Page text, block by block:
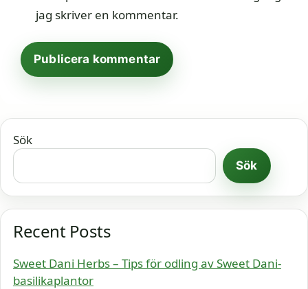
jag skriver en kommentar.
Sök
Sök
Recent Posts
Sweet Dani Herbs – Tips för odling av Sweet Dani-
basilikaplantor